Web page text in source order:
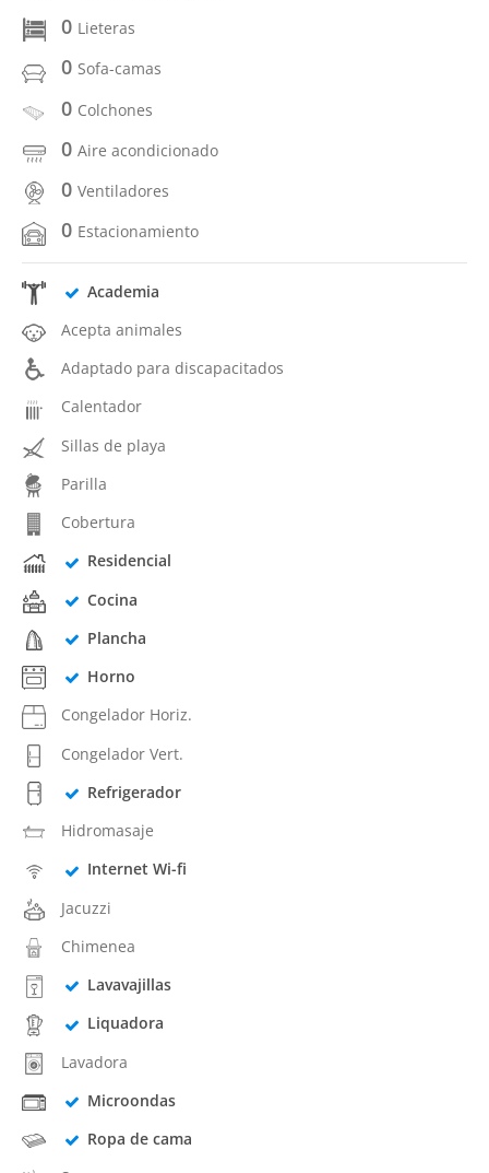
0 Lieteras
0 Sofa-camas
0 Colchones
0 Aire acondicionado
0 Ventiladores
0 Estacionamiento
Academia
Acepta animales
Adaptado para discapacitados
Calentador
Sillas de playa
Parilla
Cobertura
Residencial
Cocina
Plancha
Horno
Congelador Horiz.
Congelador Vert.
Refrigerador
Hidromasaje
Internet Wi-fi
Jacuzzi
Chimenea
Lavavajillas
Liquadora
Lavadora
Microondas
Ropa de cama